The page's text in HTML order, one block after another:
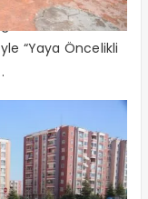
Günü” ve
“Yaya Öncelikli